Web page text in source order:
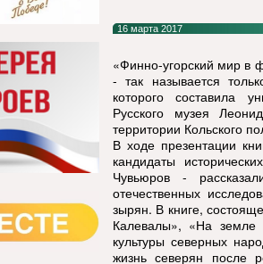
16 марта 2017
«Финно-угорский мир в
- так называется
которого составила
Русского музея
территории Кольского
В ходе презентации
кандидаты
Чувьюров -
отечественных
зырян. В книге,
Калевалы», «На земле
культуры северных
жизнь северян после